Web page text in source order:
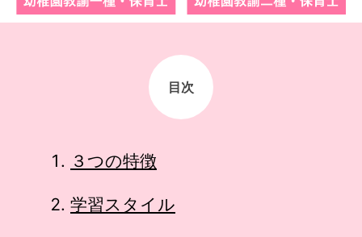
目次
３つの特徴
学習スタイル